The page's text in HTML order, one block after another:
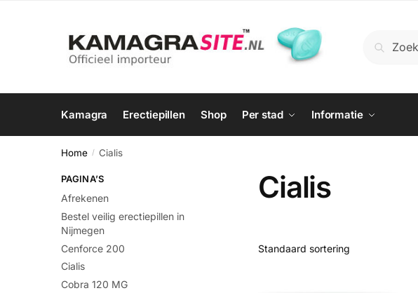
naar:
Zoeken
Kamagra Erectiepillen Shop Per stad Informatie
Home / Cialis
Cialis
PAGINA’S
Afrekenen
Bestel veilig erectiepillen in
Nijmegen
Cenforce 200
Cialis
Cobra 120 MG